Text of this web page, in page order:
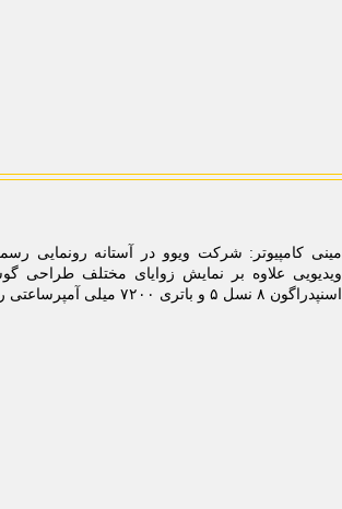
اسنپدراگون ۸ نسل ۵ و باتری ۷۲۰۰ میلی آمپرساعتی را بطور رسمی تایید نمود.